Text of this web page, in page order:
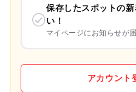
保存したスポットの
い！
マイページにお知らせが
アカウント